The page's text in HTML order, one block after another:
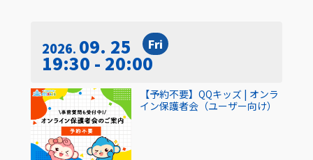
2026 09. 25 Fri
19:30 - 20:00
【予約不要】QQキッズ | オンラ
イン保護者会（ユーザー向け）